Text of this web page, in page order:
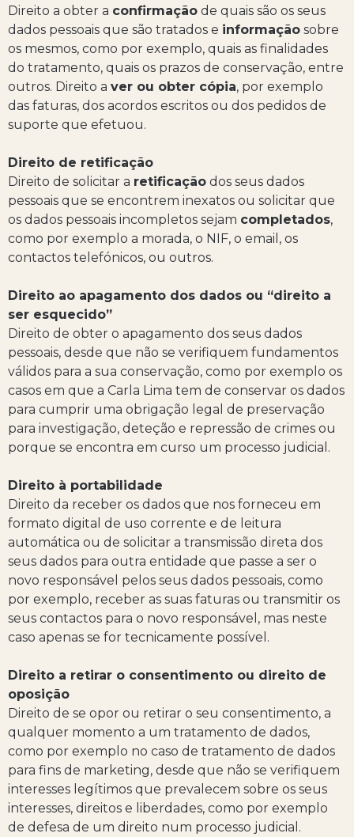
Direito a obter a confirmação de quais são os seus
dados pessoais que são tratados e informação sobre
os mesmos, como por exemplo, quais as finalidades
do tratamento, quais os prazos de conservação, entre
outros. Direito a ver ou obter cópia, por exemplo
das faturas, dos acordos escritos ou dos pedidos de
suporte que efetuou.
Direito de retificação
Direito de solicitar a retificação dos seus dados
pessoais que se encontrem inexatos ou solicitar que
os dados pessoais incompletos sejam completados,
como por exemplo a morada, o NIF, o email, os
contactos telefónicos, ou outros.
Direito ao apagamento dos dados ou “direito a
ser esquecido”
Direito de obter o apagamento dos seus dados
pessoais, desde que não se verifiquem fundamentos
válidos para a sua conservação, como por exemplo os
casos em que a Carla Lima tem de conservar os dados
para cumprir uma obrigação legal de preservação
para investigação, deteção e repressão de crimes ou
porque se encontra em curso um processo judicial.
Direito à portabilidade
Direito da receber os dados que nos forneceu em
formato digital de uso corrente e de leitura
automática ou de solicitar a transmissão direta dos
seus dados para outra entidade que passe a ser o
novo responsável pelos seus dados pessoais, como
por exemplo, receber as suas faturas ou transmitir os
seus contactos para o novo responsável, mas neste
caso apenas se for tecnicamente possível.
Direito a retirar o consentimento ou direito de
oposição
Direito de se opor ou retirar o seu consentimento, a
qualquer momento a um tratamento de dados,
como por exemplo no caso de tratamento de dados
para fins de marketing, desde que não se verifiquem
interesses legítimos que prevalecem sobre os seus
interesses, direitos e liberdades, como por exemplo
de defesa de um direito num processo judicial.